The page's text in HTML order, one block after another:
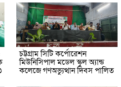
চট্টগ্রাম সিটি কর্পোরেশন
মিউনিসিপাল মডেল স্কুল অ্যান্ড
কলেজে গণঅভ্যুত্থান দিবস পালিত